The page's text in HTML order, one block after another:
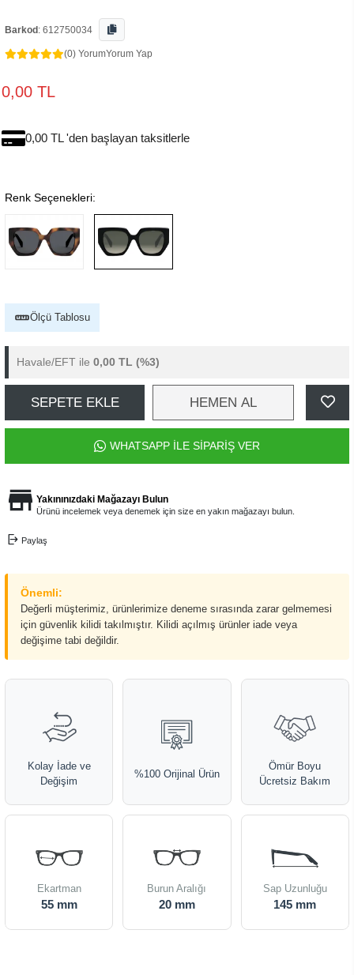
Barkod : 612750034
(0) YorumYorum Yap
0,00 TL
0,00 TL 'den başlayan taksitlerle
Renk Seçenekleri:
Ölçü Tablosu
Havale/EFT ile 0,00 TL (%3)
SEPETE EKLE HEMEN AL
WHATSAPP İLE SİPARİŞ VER
Yakınınızdaki Mağazayı Bulun
Ürünü incelemek veya denemek için size en yakın mağazayı bulun.
Paylaş
Önemli:
Değerli müşterimiz, ürünlerimize deneme sırasında zarar gelmemesi
için güvenlik kilidi takılmıştır. Kilidi açılmış ürünler iade veya
değişime tabi değildir.
Kolay İade ve
Değişim
%100 Orijinal Ürün
Ömür Boyu
Ücretsiz Bakım
Ekartman
55 mm
Burun Aralığı
20 mm
Sap Uzunluğu
145 mm